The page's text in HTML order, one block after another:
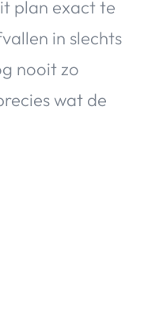
plan exact te
in slechts
nooit zo
wat de